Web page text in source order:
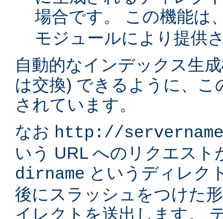
場合です。 この機能は
モジュールにより提供
自動的なインデックス生
は交換) できるように、こ
されています。
なお http://
いう URL へのリクエスト
dirname というディレク
後にスラッシュをつけた
イレクトを送出します。